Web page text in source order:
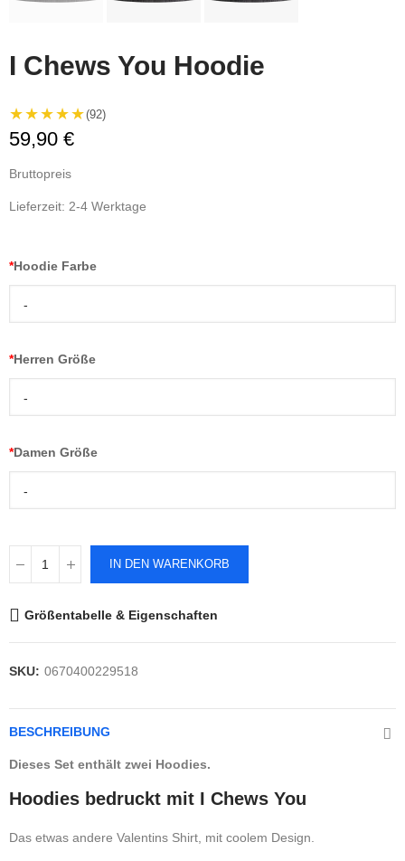
I Chews You Hoodie
★★★★★(92)
59,90 €
Bruttopreis
Lieferzeit: 2-4 Werktage
*Hoodie Farbe
-
*Herren Größe
-
*Damen Größe
-
IN DEN WARENKORB
Größentabelle & Eigenschaften
SKU: 0670400229518
BESCHREIBUNG
Dieses Set enthält zwei Hoodies.
Hoodies bedruckt mit I Chews You
Das etwas andere Valentins Shirt, mit coolem Design.